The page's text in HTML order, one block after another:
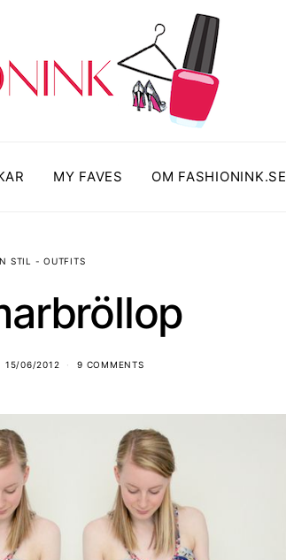
MY FAVES OM FASHIONINK.SE
STIL - OUTFITS
15/06/2012 9 COMMENTS